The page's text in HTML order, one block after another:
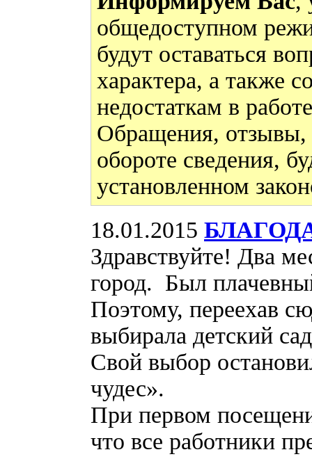
общедоступном
будут оставаться
характера, а также
недостаткам в
Обращения, отзывы,
обороте сведения,
установленном
18.01.2015
Здравствуйте! Два
город. Был
Поэтому, переехав
выбирала детский
Свой выбор
чудес».
При первом
что все работники